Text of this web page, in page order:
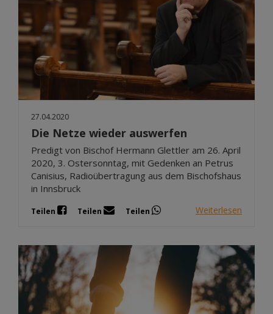
27.04.2020
Die Netze wieder auswerfen
Predigt von Bischof Hermann Glettler am 26. April
2020, 3. Ostersonntag, mit Gedenken an Petrus
Canisius, Radioübertragung aus dem Bischofshaus
in Innsbruck
Teilen Teilen Teilen Weiterlesen